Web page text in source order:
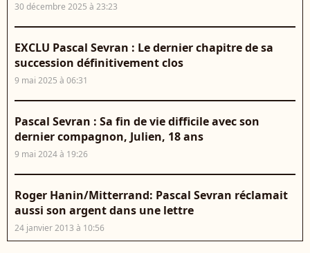
30 décembre 2025 à 23:23
EXCLU Pascal Sevran : Le dernier chapitre de sa
succession définitivement clos
9 mai 2025 à 06:31
Pascal Sevran : Sa fin de vie difficile avec son
dernier compagnon, Julien, 18 ans
9 mai 2024 à 19:26
Roger Hanin/Mitterrand: Pascal Sevran réclamait
aussi son argent dans une lettre
24 janvier 2013 à 10:56